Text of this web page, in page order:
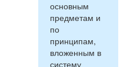
основным
предметам и
по
принципам,
вложенным в
систему